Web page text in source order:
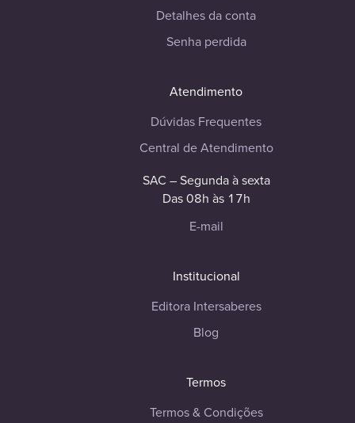
Detalhes da conta
Senha perdida
Atendimento
Dúvidas Frequentes
Central de Atendimento
SAC – Segunda à sexta
Das 08h às 17h
E-mail
Institucional
Editora Intersaberes
Blog
Termos
Termos & Condições